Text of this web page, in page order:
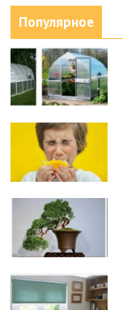
Популярное